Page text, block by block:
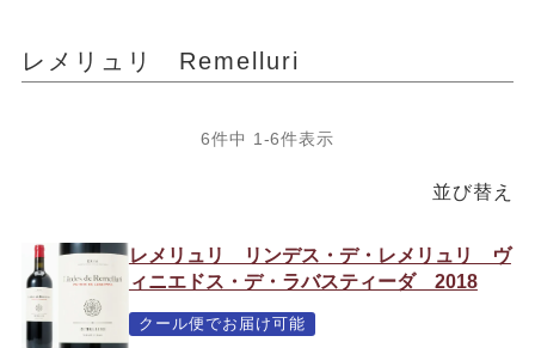
レメリュリ Remelluri
並び替え
6件中 1 -6件表示
レメリュリ リンデス・デ・レメリュリ ヴ
ィニエドス・デ・ラバスティーダ 2018
クール便でお届け可能